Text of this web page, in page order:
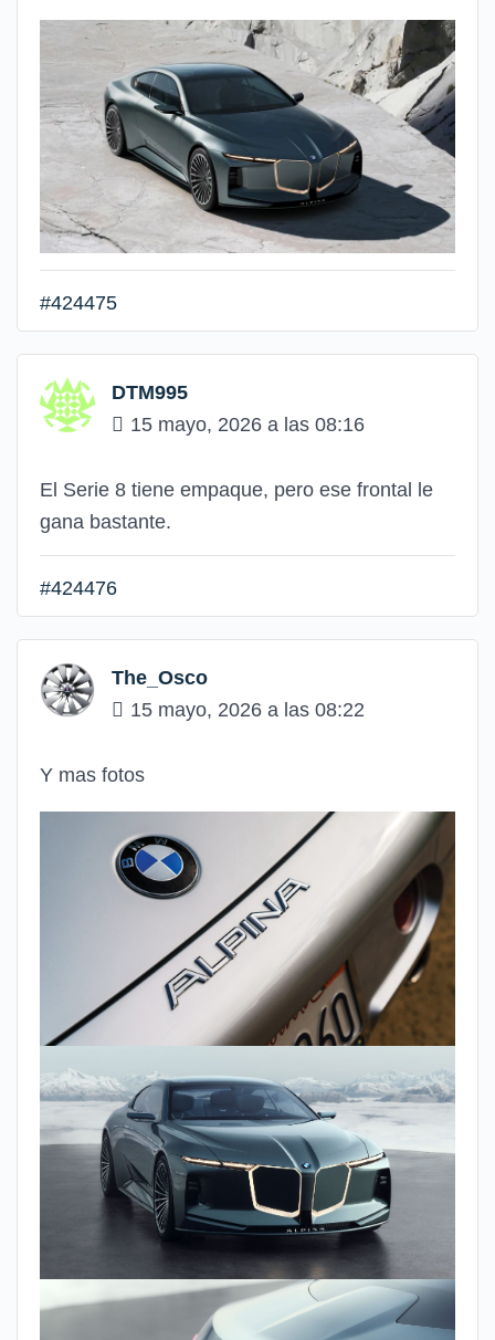
#424475
DTM995
15 mayo, 2026 a las 08:16
El Serie 8 tiene empaque, pero ese frontal le
gana bastante.
#424476
The_Osco
15 mayo, 2026 a las 08:22
Y mas fotos